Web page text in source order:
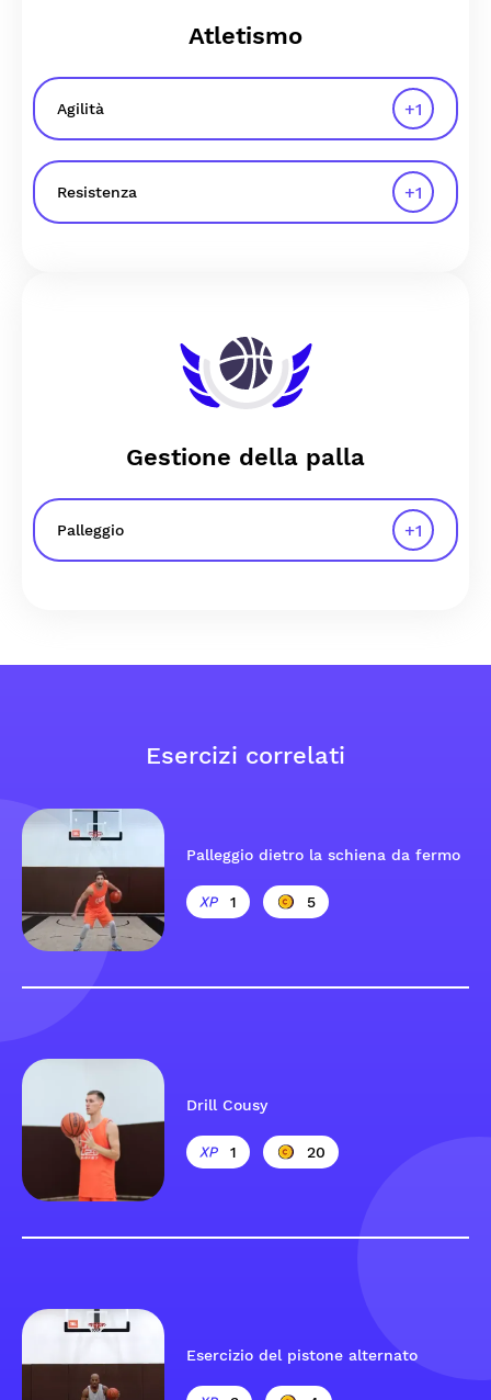
Atletismo
Agilità +1
Resistenza +1
Gestione della palla
Palleggio +1
Esercizi correlati
Palleggio dietro la schiena da fermo
1 5
Drill Cousy
1 20
Esercizio del pistone alternato